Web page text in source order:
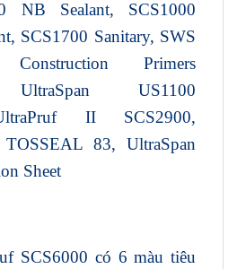
NB Sealant, SCS1000
SCS1700 Sanitary, SWS
Primers
UltraSpan US1100
II SCS2900,
83, UltraSpan
Sheet
SCS6000 có 6 màu tiêu